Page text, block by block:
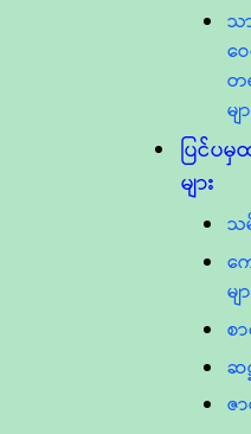
သ
ဝ
တ
မျ
ပြင်ပ
များ
သ
က
မျ
စ
ဆ
ဇ